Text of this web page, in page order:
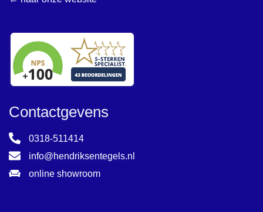
Contactgevens
0318-511414
info@hendriksentegels.nl
online showroom